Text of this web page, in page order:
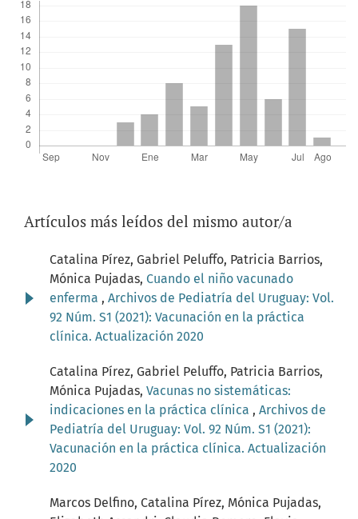
Artículos más leídos del mismo autor/a
Catalina Pírez, Gabriel Peluffo, Patricia Barrios,
Mónica Pujadas, Cuando el niño vacunado
enferma , Archivos de Pediatría del Uruguay: Vol.
92 Núm. S1 (2021): Vacunación en la práctica
clínica. Actualización 2020
Catalina Pírez, Gabriel Peluffo, Patricia Barrios,
Mónica Pujadas, Vacunas no sistemáticas:
indicaciones en la práctica clínica , Archivos de
Pediatría del Uruguay: Vol. 92 Núm. S1 (2021):
Vacunación en la práctica clínica. Actualización
2020
Marcos Delfino, Catalina Pírez, Mónica Pujadas,